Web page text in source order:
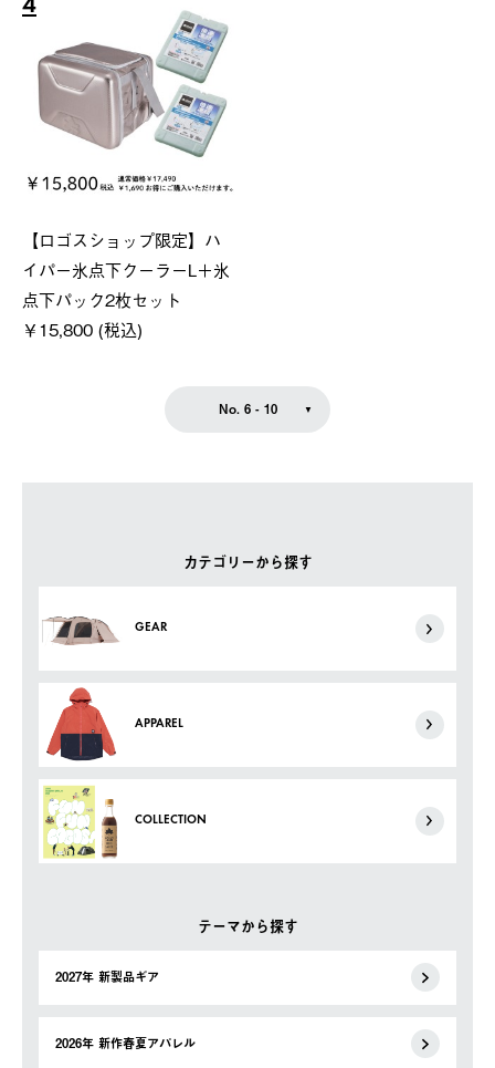
カテゴリーから探す
GEAR
APPAREL
COLLECTION
テーマから探す
2027年 新製品ギア
2026年 新作春夏アパレル
4
【ロゴスショップ限定】ハ
イパー氷点下クーラーL＋氷
点下パック2枚セット
￥15,800 (税込)
No. 6 - 10